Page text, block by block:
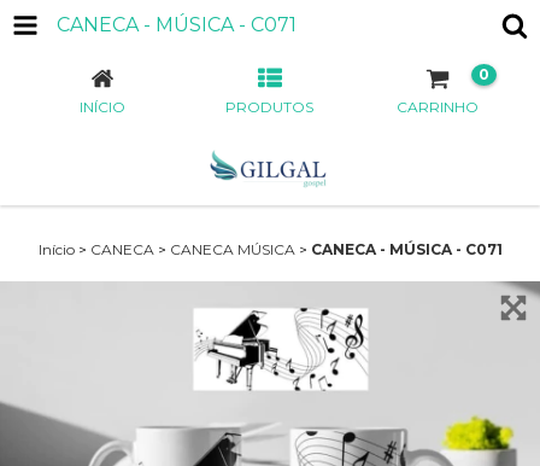
CANECA - MÚSICA - C071
INÍCIO PRODUTOS CARRINHO
0
Início > CANECA > CANECA MÚSICA > CANECA - MÚSICA - C071